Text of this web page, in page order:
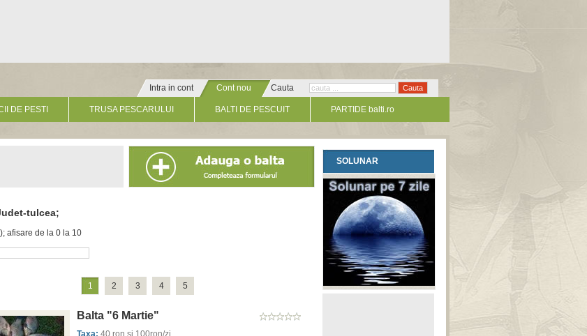
Intra in cont
Cont nou
» Click pentru un cont nou
Cauta
DE PESTI TRUSA PESCARULUI BALTI DE PESCUIT PARTIDE balti.ro
tulcea;
afisare de la 0 la 10
1 2 3 4 5
Balta "6 Martie"
Taxa: 40 ron si 100ron/zi.
SOLUNAR